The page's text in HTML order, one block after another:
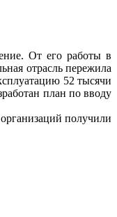
От его работы в
отрасль пережила
52 тысячи
план по вводу
получили